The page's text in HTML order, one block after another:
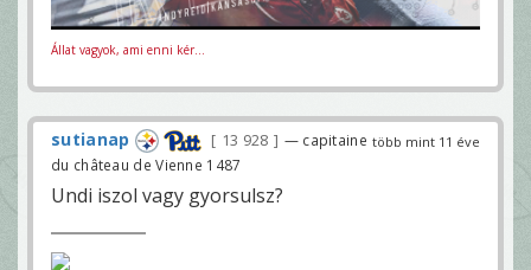
Állat vagyok, ami enni kér...
több mint 11 éve
sutianap 13 928
— capitaine
du château de Vienne 1487
Undi iszol vagy gyorsulsz?